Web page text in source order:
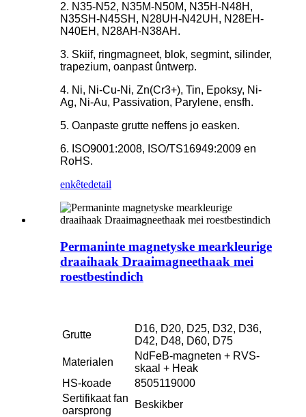
2. N35-N52, N35M-N50M, N35H-N48H,
N35SH-N45SH, N28UH-N42UH, N28EH-
N40EH, N28AH-N38AH.
3. Skiif, ringmagneet, blok, segmint, silinder,
trapezium, oanpast ûntwerp.
4. Ni, Ni-Cu-Ni, Zn(Cr3+), Tin, Epoksy, Ni-
Ag, Ni-Au, Passivation, Parylene, ensfh.
5. Oanpaste grutte neffens jo easken.
6. ISO9001:2008, ISO/TS16949:2009 en
RoHS.
enkêtedetail
Permaninte magnetyske mearkleurige
draaihaak Draaimagneethaak mei
roestbestindich
Grutte
D16, D20, D25, D32, D36,
D42, D48, D60, D75
Materialen
NdFeB-magneten + RVS-
skaal + Heak
HS-koade
8505119000
Sertifikaat fan
oarsprong
Beskikber